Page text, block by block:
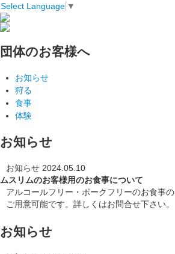
Select Language ▼
団体のお客様へ
お知らせ
狩る
食事
体験
お知らせ
お知らせ 2024.05.10
ムスリムのお客様用のお食事について
アルコールフリー・ポークフリーのお食事の
ご用意可能です。詳しくはお問合せ下さい。
お知らせ